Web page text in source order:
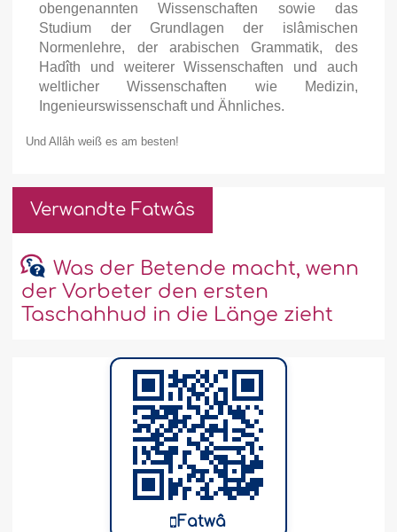
obengenannten Wissenschaften sowie das
Studium der Grundlagen der islâmischen
Normenlehre, der arabischen Grammatik, des
Hadîth und weiterer Wissenschaften und auch
weltlicher Wissenschaften wie Medizin,
Ingenieurswissenschaft und Ähnliches.
Und Allâh weiß es am besten!
Verwandte Fatwâs
Was der Betende macht, wenn
der Vorbeter den ersten
Taschahhud in die Länge zieht
Fatwâ